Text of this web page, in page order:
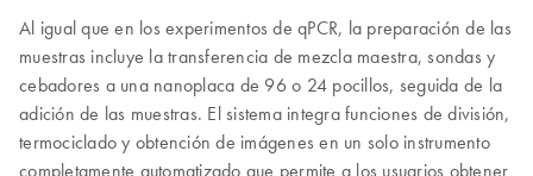
Al igual que en los experimentos de qPCR, la preparación de las
muestras incluye la transferencia de mezcla maestra, sondas y
cebadores a una nanoplaca de 96 o 24 pocillos, seguida de la
adición de las muestras. El sistema integra funciones de división,
termociclado y obtención de imágenes en un solo instrumento
completamente automatizado que permite a los usuarios obtener